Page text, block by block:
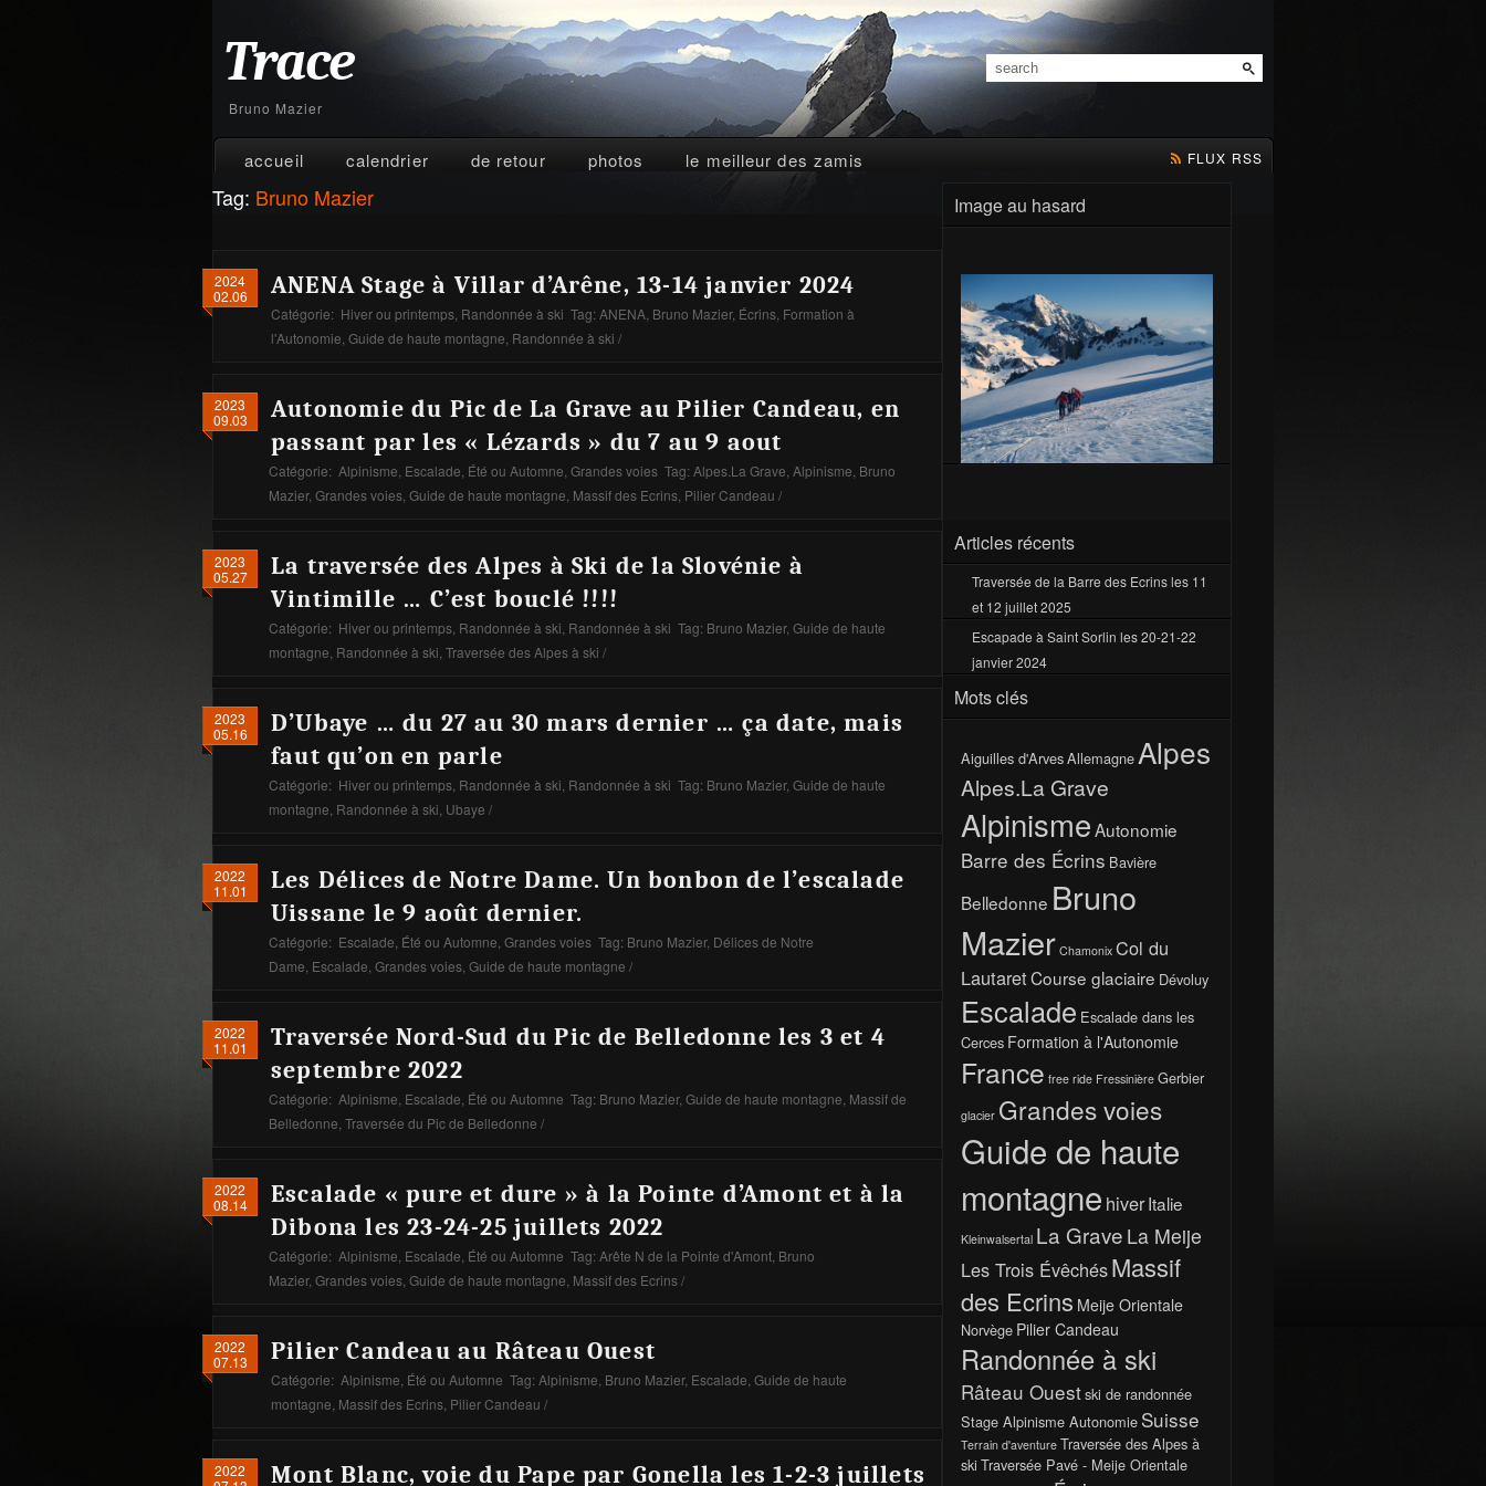
Trace
Bruno Mazier
accueil calendrier de retour photos le meilleur des zamis FLUX RSS
Tag: Bruno Mazier
2024
02.06
ANENA Stage à Villar d’Arêne, 13-14 janvier 2024
Catégorie: Hiver ou printemps Randonnée à ski Tag: ANENA Bruno Mazier, Écrins Formation à
l'Autonomie Guide de haute montagne Randonnée à ski /
2023
09.03
Autonomie du Pic de La Grave au Pilier Candeau, en
passant par les « Lézards » du 7 au 9 aout
Catégorie: Alpinisme Escalade Été ou Automne Grandes voies Tag: Alpes.La Grave Alpinisme Bruno
Mazier, Grandes voies Guide de haute montagne Massif des Ecrins Pilier Candeau /
2023
05.27
La traversée des Alpes à Ski de la Slovénie à
Vintimille … C’est bouclé !!!!
Catégorie: Hiver ou printemps Randonnée à ski Randonnée à ski Tag: Bruno Mazier, Guide de haute
montagne Randonnée à ski Traversée des Alpes à ski /
2023
05.16
D’Ubaye … du 27 au 30 mars dernier … ça date, mais
faut qu’on en parle
Catégorie: Hiver ou printemps Randonnée à ski Randonnée à ski Tag: Bruno Mazier, Guide de haute
montagne Randonnée à ski Ubaye /
2022
11.01
Les Délices de Notre Dame. Un bonbon de l’escalade
Uissane le 9 août dernier.
Catégorie: Escalade Été ou Automne Grandes voies Tag: Bruno Mazier, Délices de Notre
Dame Escalade Grandes voies Guide de haute montagne /
2022
11.01
Traversée Nord-Sud du Pic de Belledonne les 3 et 4
septembre 2022
Catégorie: Alpinisme Escalade Été ou Automne Tag: Bruno Mazier, Guide de haute montagne Massif de
Belledonne Traversée du Pic de Belledonne /
2022
08.14
Escalade « pure et dure » à la Pointe d’Amont et à la
Dibona les 23-24-25 juillets 2022
Catégorie: Alpinisme Escalade Été ou Automne Tag: Arête N de la Pointe d'Amont Bruno
Mazier, Grandes voies Guide de haute montagne Massif des Ecrins/
2022
07.13
Pilier Candeau au Râteau Ouest
Catégorie: Alpinisme Été ou Automne Tag: Alpinisme Bruno Mazier, Escalade Guide de haute
montagne Massif des Ecrins Pilier Candeau /
2022
Mont Blanc, voie du Pape par Gonella les 1-2-3 juillets
Image au hasard
Articles récents
Traversée de la Barre des Ecrins les 11
et 12 juillet 2025
Escapade à Saint Sorlin les 20-21-22
janvier 2024
Mots clés
Aiguilles d'ArvesAllemagne Alpes
Alpes.La Grave
AlpinismeAutonomie
Barre des Écrins Bavière
Belledonne Bruno
Mazier Chamonix Col du
LautaretCourse glaciaire Dévoluy
Escalade Escalade dans les
Cerces Formation à l'Autonomie
France free ride Fressinière Gerbier
glacier Grandes voies
Guide de haute
montagne hiverItalie
Kleinwalsertal La Grave La Meije
Les Trois ÉvêchésMassif
des Ecrins Meije Orientale
Norvège Pilier Candeau
Randonnée à ski
Râteau Ouestski de randonnée
Stage Alpinisme Autonomie Suisse
Terrain d'aventure Traversée des Alpes à
ski Traversée Pavé - Meije Orientale